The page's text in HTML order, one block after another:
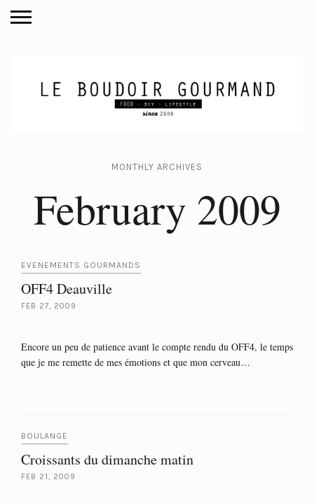
MONTHLY ARCHIVES
February 2009
EVENEMENTS GOURMANDS
OFF4 Deauville
FEB 27, 2009
Encore un peu de patience avant le compte rendu du OFF4, le temps
que je me remette de mes émotions et que mon cerveau…
BOULANGE
Croissants du dimanche matin
FEB 21, 2009